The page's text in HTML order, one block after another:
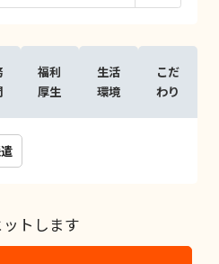
福利
厚生
生活
環境
こだ
わり
トします